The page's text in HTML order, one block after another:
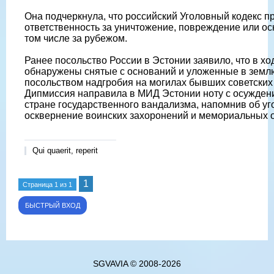
Она подчеркнула, что российский Уголовный кодекс
ответственность за уничтожение, повреждение или
том числе за рубежом.
Ранее посольство России в Эстонии заявило, что в
обнаружены снятые с оснований и уложенные в
посольством надгробия на могилах бывших
Дипмиссия направила в МИД Эстонии ноту с
стране государственного вандализма, напомнив об
осквернение воинских захоронений и мемориальных
Qui quaerit, reperit
Страница 1 из 1 1
SGVAVIA © 2008-2026